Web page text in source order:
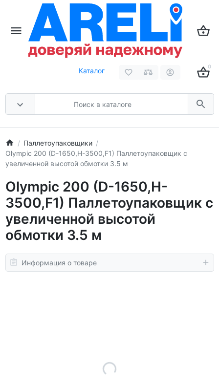
Каталог 0
Паллетоупаковщики
Olympic 200 (D-1650,H-3500,F1) Паллетоупаковщик с
увеличенной высотой обмотки 3.5 м
Olympic 200 (D-1650,H-
3500,F1) Паллетоупаковщик с
увеличенной высотой
обмотки 3.5 м
Информация о товаре